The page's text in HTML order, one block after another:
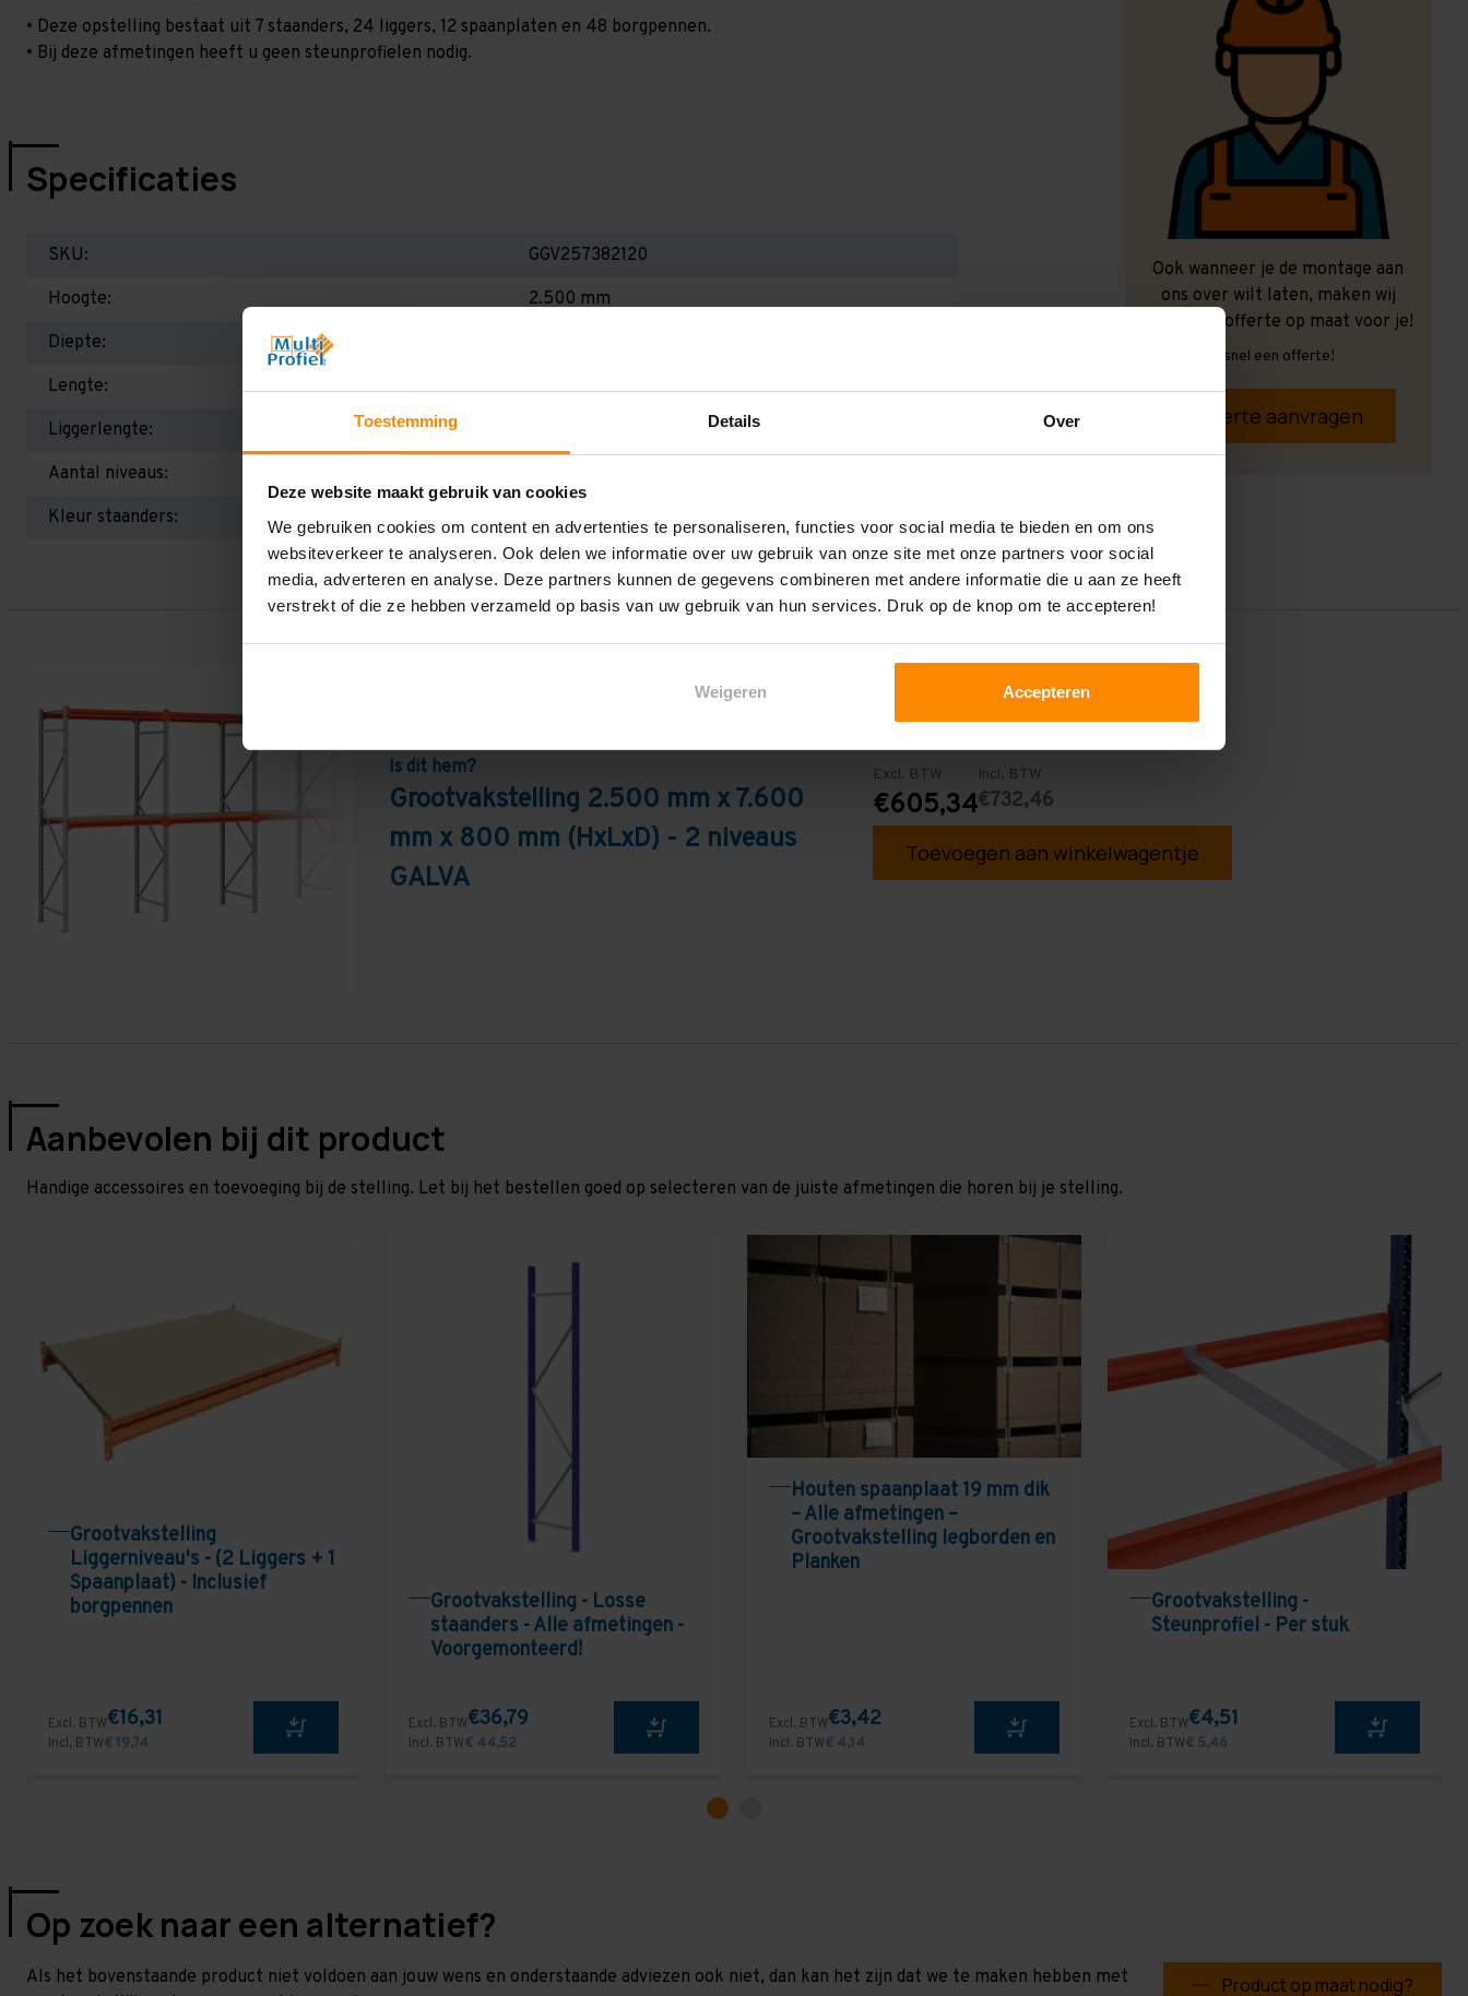
Toestemming Details Over
Deze website maakt gebruik van cookies
We gebruiken cookies om content en advertenties te personaliseren, functies voor social media te bieden en om ons
websiteverkeer te analyseren. Ook delen we informatie over uw gebruik van onze site met onze partners voor social
media, adverteren en analyse. Deze partners kunnen de gegevens combineren met andere informatie die u aan ze heeft
verstrekt of die ze hebben verzameld op basis van uw gebruik van hun services. Druk op de knop om te accepteren!
Weigeren Accepteren
• Deze opstelling bestaat uit 7 staanders, 24 liggers, 12 spaanplaten en 48 borgpennen.
• Bij deze afmetingen heeft u geen steunprofielen nodig.
Specificaties
SKU:
GGV257382120
Hoogte:
2.500 mm
Diepte:
Lengte:
7.600 mm
Liggerlengte:
Aantal niveaus:
Kleur staanders:
Ook wanneer je de montage aan
ons over wilt laten, maken wij
graag een offerte op maat voor je!
Vrijblijvend, snel een offerte!
Offerte aanvragen
Is dit hem?
Grootvakstelling 2.500 mm x 7.600
mm x 800 mm (HxLxD) - 2 niveaus
GALVA
Excl. BTW
€605,34
Incl. BTW
€732,46
Toevoegen aan winkelwagentje
Aanbevolen bij dit product
Handige accessoires en toevoeging bij de stelling. Let bij het bestellen goed op selecteren van de juiste afmetingen die horen bij je stelling.
Grootvakstelling
Liggerniveau's - (2 Liggers + 1
Spaanplaat) - Inclusief
borgpennen
Excl. BTW€16,31
Incl. BTW€ 19,74
Grootvakstelling - Losse
staanders - Alle afmetingen -
Voorgemonteerd!
Excl. BTW€36,79
Incl. BTW€ 44,52
Houten spaanplaat 19 mm dik
– Alle afmetingen –
Grootvakstelling legborden en
Planken
Excl. BTW€3,42
Incl. BTW€ 4,14
Grootvakstelling -
Steunprofiel - Per stuk
Excl. BTW€4,51
Incl. BTW€ 5,46
Op zoek naar een alternatief?
Als het bovenstaande product niet voldoen aan jouw wens en onderstaande adviezen ook niet, dan kan het zijn dat we te maken hebben met
Product op maat nodig?